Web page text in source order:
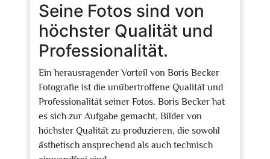
Seine Fotos sind von
höchster Qualität und
Professionalität.
Ein herausragender Vorteil von Boris Becker
Fotografie ist die unübertroffene Qualität und
Professionalität seiner Fotos. Boris Becker hat
es sich zur Aufgabe gemacht, Bilder von
höchster Qualität zu produzieren, die sowohl
ästhetisch ansprechend als auch technisch